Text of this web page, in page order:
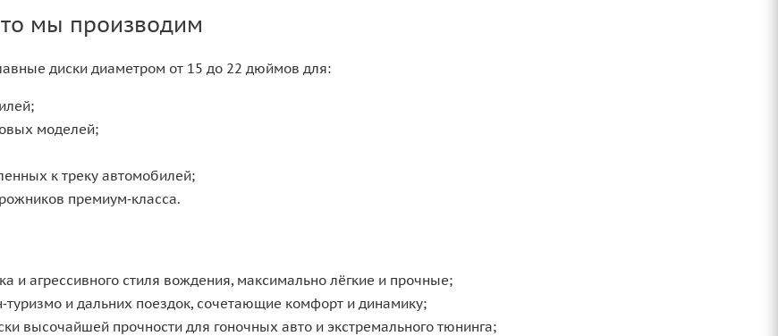
мы производим
диски диаметром от 15 до 22 дюймов для:
моделей;
к треку автомобилей;
премиум‑класса.
и агрессивного стиля вождения, максимально лёгкие и прочные;
и дальних поездок, сочетающие комфорт и динамику;
высочайшей прочности для гоночных авто и экстремального тюнинга;